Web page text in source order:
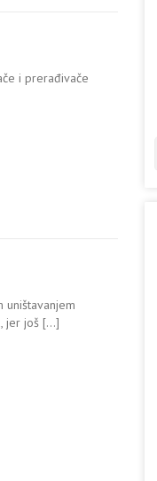
i prerađivače
uništavanjem
jer još […]